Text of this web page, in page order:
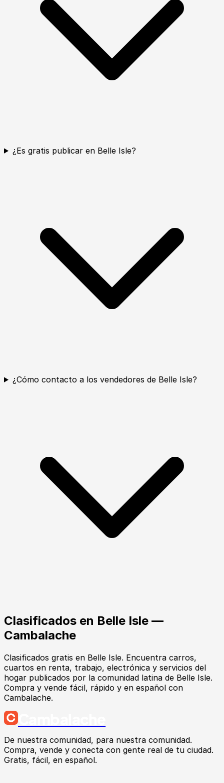
¿Es gratis publicar en Belle Isle?
¿Cómo contacto a los vendedores de Belle Isle?
Clasificados en Belle Isle —
Cambalache
Clasificados gratis en Belle Isle. Encuentra carros,
cuartos en renta, trabajo, electrónica y servicios del
hogar publicados por la comunidad latina de Belle Isle.
Compra y vende fácil, rápido y en español con
Cambalache.
De nuestra comunidad, para nuestra comunidad.
Compra, vende y conecta con gente real de tu ciudad.
Gratis, fácil, en español.